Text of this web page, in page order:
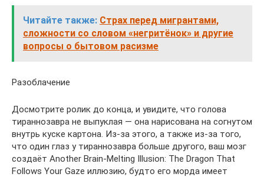
Читайте также: Страх перед мигрантами,
сложности со словом «негритёнок» и другие
вопросы о бытовом расизме
Разоблачение
Досмотрите ролик до конца, и увидите, что голова
тираннозавра не выпуклая — она нарисована на согнутом
внутрь куске картона. Из‑за этого, а также из‑за того,
что один глаз у тираннозавра больше другого, ваш мозг
создаёт Another Brain‑Melting Illusion: The Dragon That
Follows Your Gaze иллюзию, будто его морда имеет